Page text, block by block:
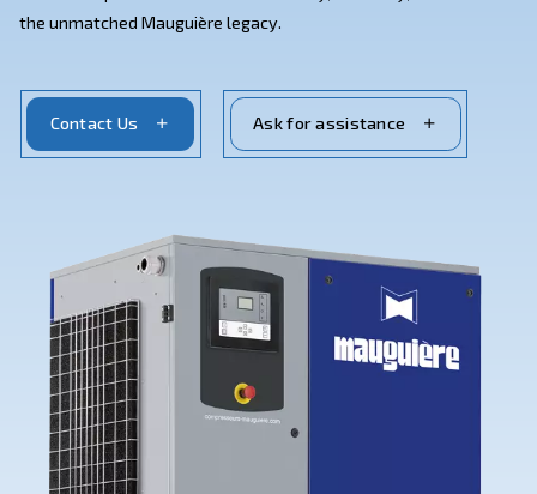
Mauguière MAVD 202 - 342: Top-tier fixed-speed
the unmatched Mauguière legacy.
Contact Us